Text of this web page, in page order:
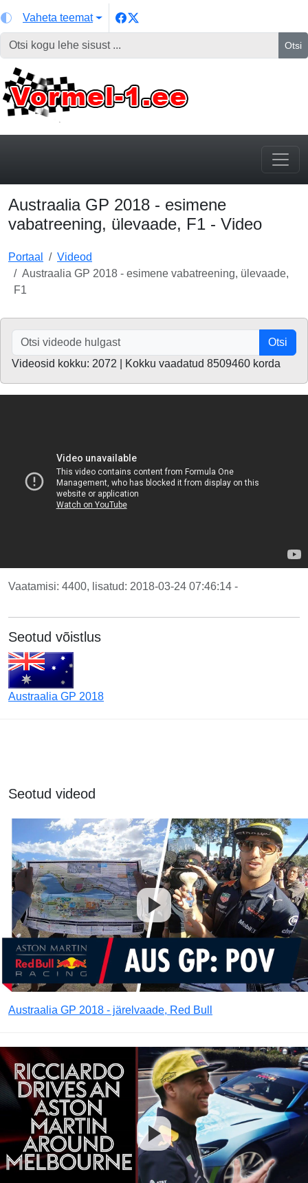
Vaheta teemat
Otsi
Austraalia GP 2018 - esimene
vabatreening, ülevaade, F1 - Video
Portaal
Videod
Austraalia GP 2018 - esimene vabatreening, ülevaade,
F1
Otsi
Videosid kokku: 2072 | Kokku vaadatud 8509460 korda
Vaatamisi: 4400, lisatud: 2018-03-24 07:46:14 -
Seotud võistlus
Austraalia GP 2018
Seotud videod
Austraalia GP 2018 - järelvaade, Red Bull